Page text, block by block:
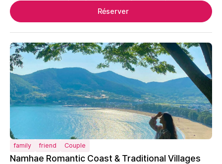
Réserver
family friend Couple
Namhae Romantic Coast & Traditional Villages